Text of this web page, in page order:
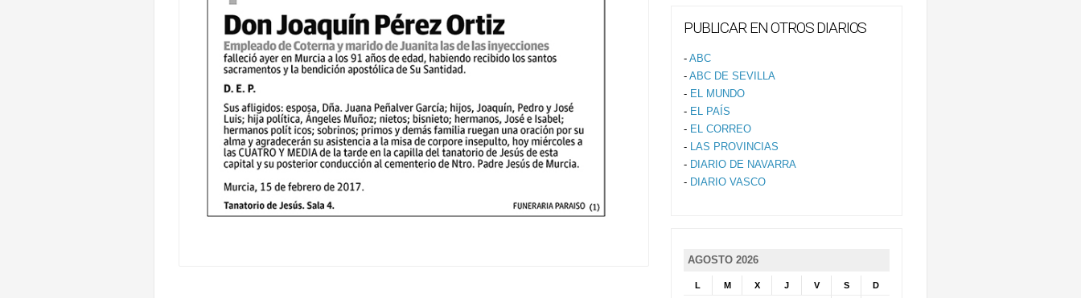
PUBLICAR EN OTROS DIARIOS
- ABC
- ABC DE SEVILLA
- EL MUNDO
- EL PAÍS
- EL CORREO
- LAS PROVINCIAS
- DIARIO DE NAVARRA
- DIARIO VASCO
AGOSTO 2026
L M X J V S D